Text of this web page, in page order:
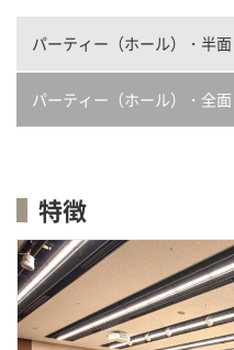
パーティー（ホール）・半面
パーティー（ホール）・全面
特徴